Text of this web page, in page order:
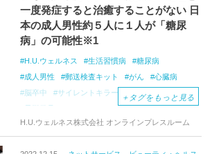
一度発症すると治癒することがない 日
本の成人男性約５人に１人が「糖尿
病」の可能性※1
H.U.ウェルネス 生活習慣病
糖尿病
成人男性
郵送検査キット がん
心臓病
脳卒中
サイレントキラー
糖尿病予備軍
生活習慣病予防月間
ミエルカラ検査キット
＋ タグをもっと見る
H.U.ウェルネス株式会社 オンラインプレスルーム